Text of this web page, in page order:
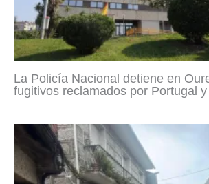
La Policía Nacional detiene en
fugitivos reclamados por Portugal